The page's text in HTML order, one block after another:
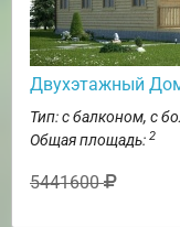
Двухэтажный
Тип: с балконом, с
Общая площадь: 2
5441600